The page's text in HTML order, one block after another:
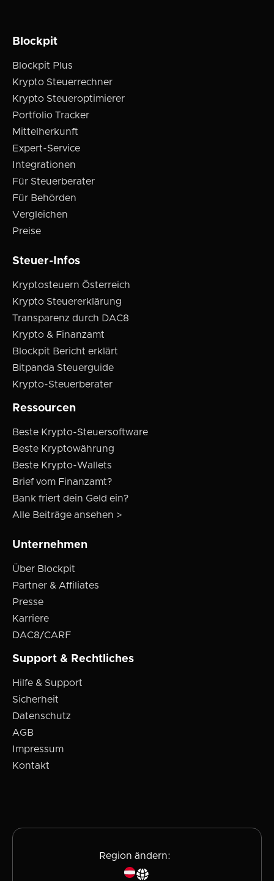
Blockpit
Blockpit Plus
Krypto Steuerrechner
Krypto Steueroptimierer
Portfolio Tracker
Mittelherkunft
Expert-Service
Integrationen
Für Steuerberater
Für Behörden
Vergleichen
Preise
Steuer-Infos
Kryptosteuern Österreich
Krypto Steuererklärung
Transparenz durch DAC8
Krypto & Finanzamt
Blockpit Bericht erklärt
Bitpanda Steuerguide
Krypto-Steuerberater
Ressourcen
Beste Krypto-Steuersoftware
Beste Kryptowährung
Beste Krypto-Wallets
Brief vom Finanzamt?
Bank friert dein Geld ein?
Alle Beiträge ansehen >
Unternehmen
Über Blockpit
Partner & Affiliates
Presse
Karriere
DAC8/CARF
Support & Rechtliches
Hilfe & Support
Sicherheit
Datenschutz
AGB
Impressum
Kontakt
Region ändern: